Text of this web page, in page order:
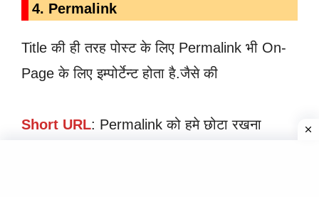
4. Permalink
Title की ही तरह पोस्ट के लिए Permalink भी On-
Page के लिए इम्पोर्टेन्ट होता है.जैसे की
Short URL: Permalink को हमे छोटा रखना